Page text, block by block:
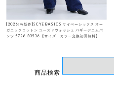
[2026aw新作]SCYE BASICS サイベーシックス オー
ガニックコットン ユーズドウォッシュ バギーデニムパ
ンツ 5726-83536 【サイズ・カラー交換初回無料】
商品検索